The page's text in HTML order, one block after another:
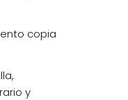
copia
y